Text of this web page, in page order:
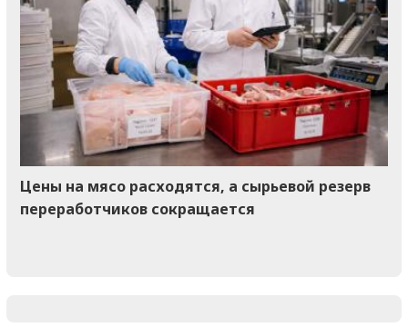
Цены на мясо расходятся, а сырьевой резерв
переработчиков сокращается